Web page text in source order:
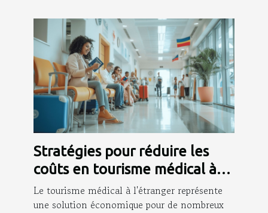
Stratégies pour réduire les
coûts en tourisme médical à
l'étranger
Le tourisme médical à l'étranger représente
une solution économique pour de nombreux